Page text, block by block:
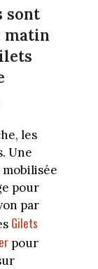
sont
matin
les
Une
pour
par
Gilets
pour